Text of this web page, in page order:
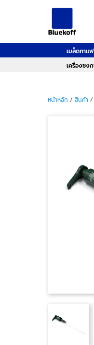
เมล็ดกาแฟ
เครื่องชง
หน้าหลัก / สินค้า /